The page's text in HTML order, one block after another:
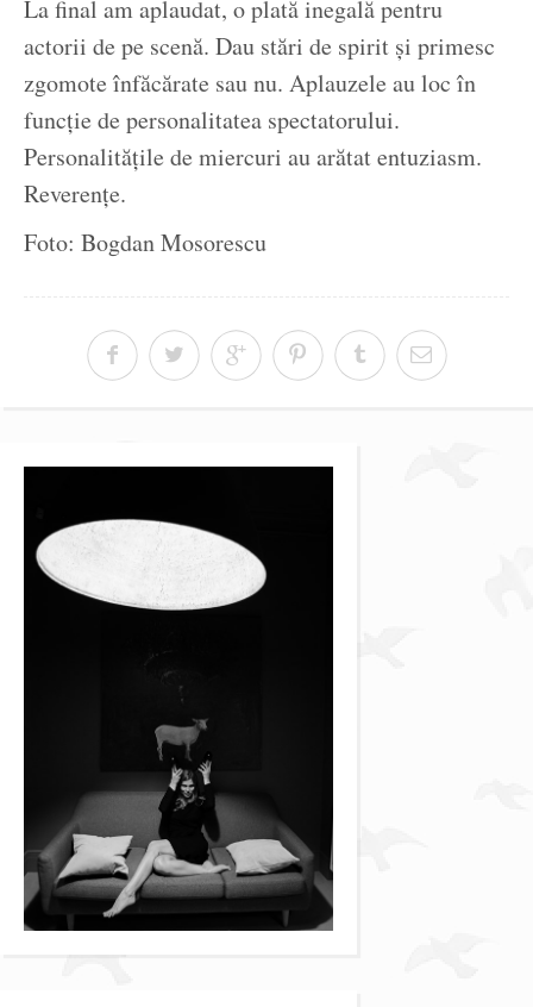
La final am aplaudat, o plată inegală pentru
actorii de pe scenă. Dau stări de spirit și primesc
zgomote înfăcărate sau nu. Aplauzele au loc în
funcție de personalitatea spectatorului.
Personalitățile de miercuri au arătat entuziasm.
Reverențe.
Foto: Bogdan Mosorescu